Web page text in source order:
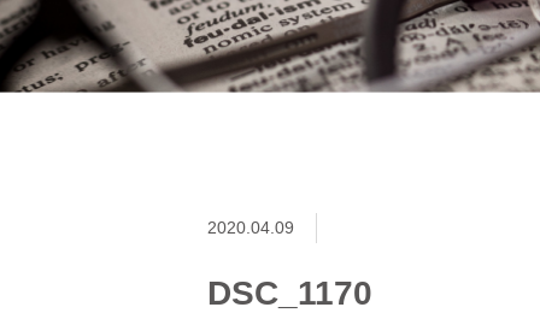
2020.04.09
DSC_1170